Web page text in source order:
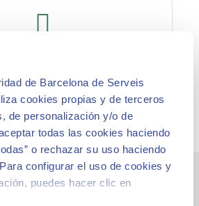
de Barcelona de Serveis
cookies propias y de terceros
de personalización y/o de
todas las cookies haciendo
o rechazar su uso haciendo
configurar el uso de cookies y
puedes hacer clic en
emblemáticos